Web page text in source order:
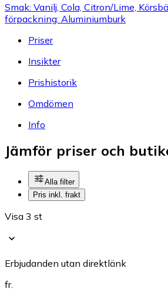
Smak: Vanilj, Cola, Citron/Lime,
förpackning: Aluminiumburk
Priser
Insikter
Prishistorik
Omdömen
Info
Jämför priser och
Alla filter
Pris inkl. frakt
Visa 3 st
Erbjudanden utan direktlänk
fr.